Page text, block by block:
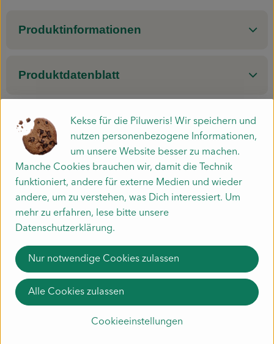
Produktinformationen
Produktdatenblatt
Herkunft
Hersteller: SAI
Saling
Kekse für die Piluweris! Wir speichern und
nutzen personenbezogene Informationen,
um unsere Website besser zu machen.
Manche Cookies brauchen wir, damit die Technik
funktioniert, andere für externe Medien und wieder
andere, um zu verstehen, was Dich interessiert. Um
mehr zu erfahren, lese bitte unsere
Datenschutzerklärung.
Cookieeinstellungen
Nur notwendige Cookies zulassen
Alle Cookies zulassen